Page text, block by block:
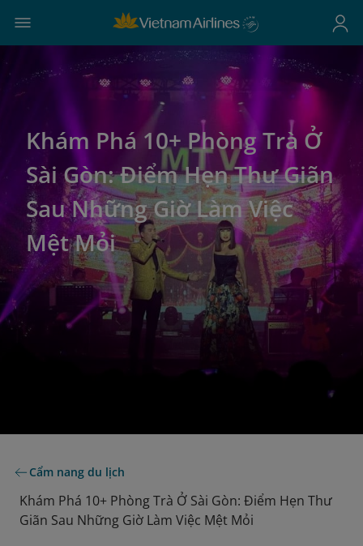
Khám Phá 10+ Phòng Trà Ở
Sài Gòn: Điểm Hẹn Thư Giãn
Sau Những Giờ Làm Việc
Mệt Mỏi
Cẩm nang du lịch
Khám Phá 10+ Phòng Trà Ở Sài Gòn: Điểm Hẹn Thư
Giãn Sau Những Giờ Làm Việc Mệt Mỏi